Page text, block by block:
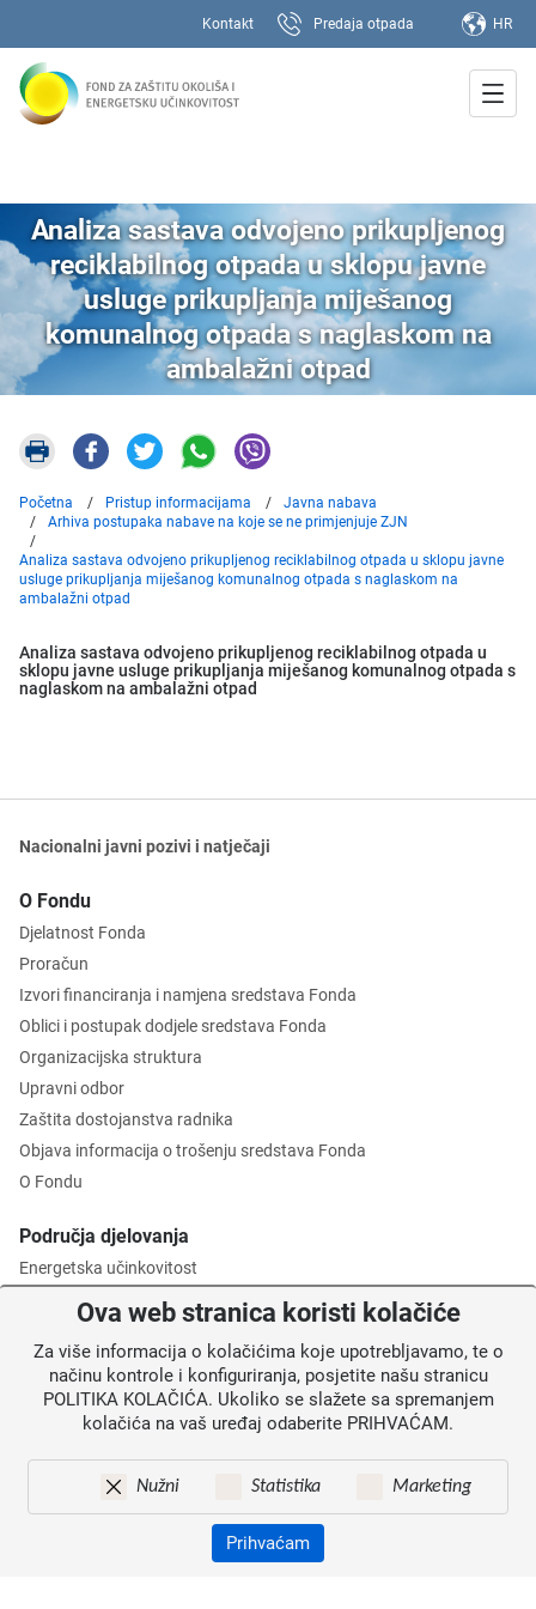
Kontakt Predaja otpada HR
Analiza sastava odvojeno prikupljenog
reciklabilnog otpada u sklopu javne
usluge prikupljanja miješanog
komunalnog otpada s naglaskom na
ambalažni otpad
Početna Pristup informacijama
Javna nabava
Arhiva postupaka nabave na koje se ne primjenjuje ZJN
Analiza sastava odvojeno prikupljenog reciklabilnog otpada u sklopu javne
usluge prikupljanja miješanog komunalnog otpada s naglaskom na
ambalažni otpad
Analiza sastava odvojeno prikupljenog reciklabilnog otpada u
sklopu javne usluge prikupljanja miješanog komunalnog otpada s
naglaskom na ambalažni otpad
Nacionalni javni pozivi i natječaji
O Fondu
Djelatnost Fonda
Proračun
Izvori financiranja i namjena sredstava Fonda
Oblici i postupak dodjele sredstava Fonda
Organizacijska struktura
Upravni odbor
Zaštita dostojanstva radnika
Objava informacija o trošenju sredstava Fonda
O Fondu
Područja djelovanja
Energetska učinkovitost
Zaštita okoliša
Posredničko tijelo razine 2
Informacije za korisnike
Mapa weba
Ova web stranica koristi kolačiće
Za više informacija o kolačićima koje upotrebljavamo, te o
načinu kontrole i konfiguriranja, posjetite našu stranicu
POLITIKA KOLAČIĆA. Ukoliko se slažete sa spremanjem
kolačića na vaš uređaj odaberite PRIHVAĆAM.
Nužni Statistika Marketing
Prihvaćam